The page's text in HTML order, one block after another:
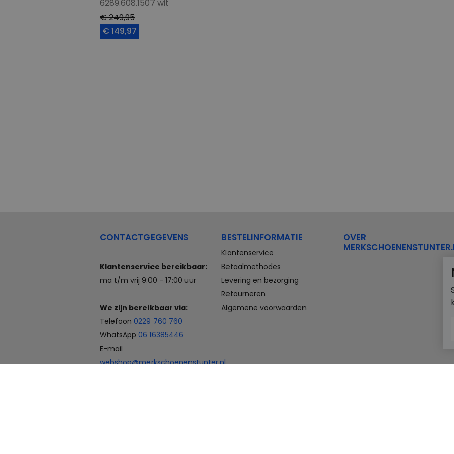
6289.608.1507 wit
€ 249,95
€ 149,97
CONTACTGEGEVENS
Klantenservice bereikbaar:
ma t/m vrij 9:00 - 17:00 uur
We zijn bereikbaar via:
Telefoon 0229 760 760
WhatsApp 06 16385446
E-mail
webshop@merkschoenenstunter.nl
BESTELINFORMATIE
Klantenservice
Betaalmethodes
Levering en bezorging
Retourneren
Algemene voorwaarden
OVER